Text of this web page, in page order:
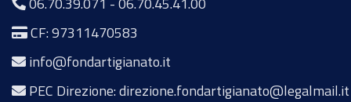
CF: 97311470583
info@fondartigianato.it
PEC Direzione: direzione.fondartigianato@legalmail.it